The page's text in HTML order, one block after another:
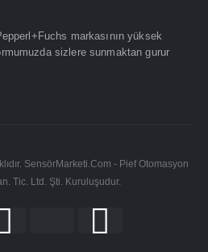
markasının yüksek
sizlere sunmaktan gurur
SensörMarketi.Com - Pief Otomasyon
Tic. Ltd. Şti. Kuruluşudur.